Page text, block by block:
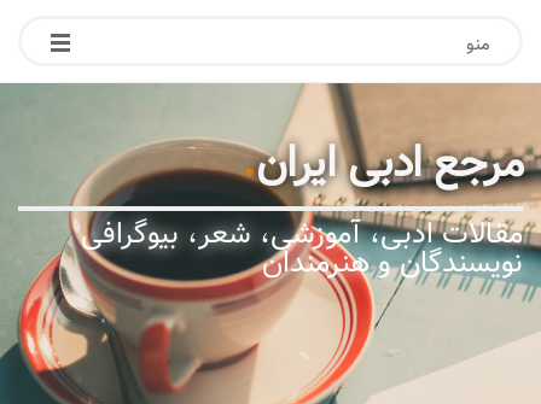
منو
مرجع ادبی ایران.
مقالات ادبی، آموزشی، شعر، بیوگرافی
نویسندگان و هنرمندان